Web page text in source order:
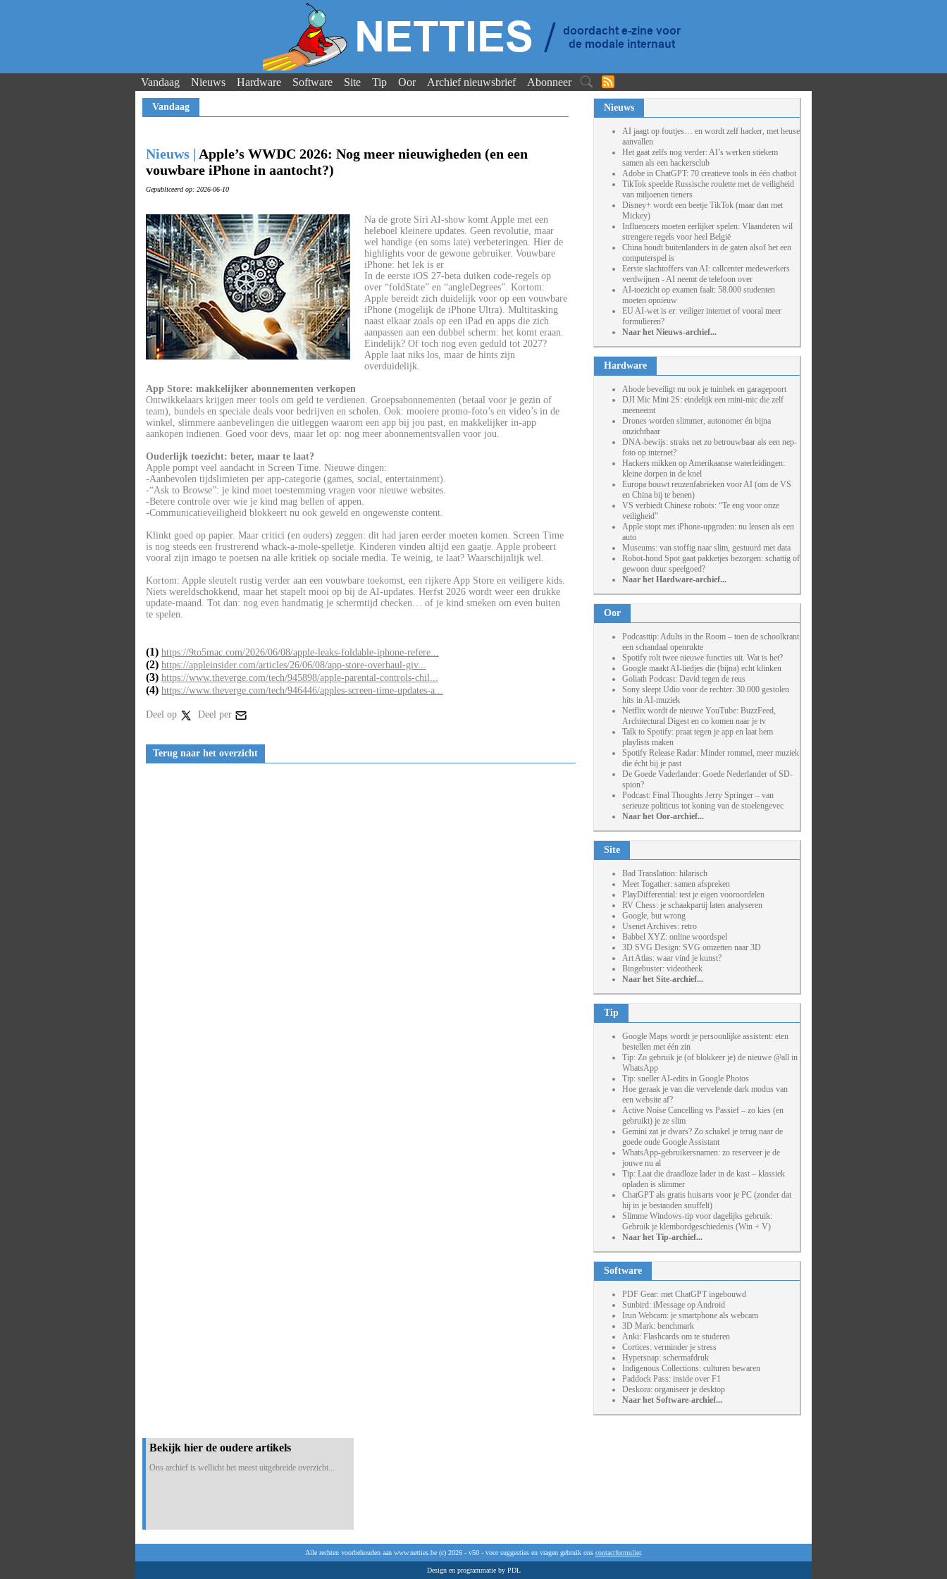
Vandaag Nieuws Hardware Software Site Tip Oor Archief nieuwsbrief Abonneer
Vandaag
Nieuws | Apple’s WWDC 2026: Nog meer nieuwigheden (en een
vouwbare iPhone in aantocht?)
Gepubliceerd op: 2026-06-10
Na de grote Siri AI-show komt Apple met een
heleboel kleinere updates. Geen revolutie, maar
wel handige (en soms late) verbeteringen. Hier de
highlights voor de gewone gebruiker. Vouwbare
iPhone: het lek is er
In de eerste iOS 27-beta duiken code-regels op
over “foldState” en “angleDegrees”. Kortom:
Apple bereidt zich duidelijk voor op een vouwbare
iPhone (mogelijk de iPhone Ultra). Multitasking
naast elkaar zoals op een iPad en apps die zich
aanpassen aan een dubbel scherm: het komt eraan.
Eindelijk? Of toch nog even geduld tot 2027?
Apple laat niks los, maar de hints zijn
overduidelijk.
App Store: makkelijker abonnementen verkopen
Ontwikkelaars krijgen meer tools om geld te verdienen. Groepsabonnementen (betaal voor je gezin of
team), bundels en speciale deals voor bedrijven en scholen. Ook: mooiere promo-foto’s en video’s in de
winkel, slimmere aanbevelingen die uitleggen waarom een app bij jou past, en makkelijker in-app
aankopen indienen. Goed voor devs, maar let op: nog meer abonnementsvallen voor jou.
Ouderlijk toezicht: beter, maar te laat?
Apple pompt veel aandacht in Screen Time. Nieuwe dingen:
-Aanbevolen tijdslimieten per app-categorie (games, social, entertainment).
-“Ask to Browse”: je kind moet toestemming vragen voor nieuwe websites.
-Betere controle over wie je kind mag bellen of appen.
-Communicatieveiligheid blokkeert nu ook geweld en ongewenste content.
Klinkt goed op papier. Maar critici (en ouders) zeggen: dit had jaren eerder moeten komen. Screen Time
is nog steeds een frustrerend whack-a-mole-spelletje. Kinderen vinden altijd een gaatje. Apple probeert
vooral zijn imago te poetsen na alle kritiek op sociale media. Te weinig, te laat? Waarschijnlijk wel.
Kortom: Apple sleutelt rustig verder aan een vouwbare toekomst, een rijkere App Store en veiligere kids.
Niets wereldschokkend, maar het stapelt mooi op bij de AI-updates. Herfst 2026 wordt weer een drukke
update-maand. Tot dan: nog even handmatig je schermtijd checken… of je kind smeken om even buiten
te spelen.
(1) https://9to5mac.com/2026/06/08/apple-leaks-foldable-iphone-refere...
(2) https://appleinsider.com/articles/26/06/08/app-store-overhaul-giv...
(3) https://www.theverge.com/tech/945898/apple-parental-controls-chil...
(4) https://www.theverge.com/tech/946446/apples-screen-time-updates-a...
Deel op Deel per
Terug naar het overzicht
Nieuws
AI jaagt op foutjes… en wordt zelf hacker, met heuse
aanvallen
Het gaat zelfs nog verder: AI’s werken stiekem
samen als een hackersclub
Adobe in ChatGPT: 70 creatieve tools in één chatbot
TikTok speelde Russische roulette met de veiligheid
van miljoenen tieners
Disney+ wordt een beetje TikTok (maar dan met
Mickey)
Influencers moeten eerlijker spelen: Vlaanderen wil
strengere regels voor heel België
China houdt buitenlanders in de gaten alsof het een
computerspel is
Eerste slachtoffers van AI: callcenter medewerkers
verdwijnen - AI neemt de telefoon over
AI-toezicht op examen faalt: 58.000 studenten
moeten opnieuw
EU AI-wet is er: veiliger internet of vooral meer
formulieren?
Naar het Nieuws-archief...
Hardware
Abode beveiligt nu ook je tuinhek en garagepoort
DJI Mic Mini 2S: eindelijk een mini-mic die zelf
meeneemt
Drones worden slimmer, autonomer én bijna
onzichtbaar
DNA-bewijs: straks net zo betrouwbaar als een nep-
foto op internet?
Hackers mikken op Amerikaanse waterleidingen:
kleine dorpen in de knel
Europa bouwt reuzenfabrieken voor AI (om de VS
en China bij te benen)
VS verbiedt Chinese robots: “Te eng voor onze
veiligheid”
Apple stopt met iPhone-upgraden: nu leasen als een
auto
Museums: van stoffig naar slim, gestuurd met data
Robot-hond Spot gaat pakketjes bezorgen: schattig of
gewoon duur speelgoed?
Naar het Hardware-archief...
Oor
Podcasttip: Adults in the Room – toen de schoolkrant
een schandaal openrukte
Spotify rolt twee nieuwe functies uit. Wat is het?
Google maakt AI-liedjes die (bijna) echt klinken
Goliath Podcast: David tegen de reus
Sony sleept Udio voor de rechter: 30.000 gestolen
hits in AI-muziek
Netflix wordt de nieuwe YouTube: BuzzFeed,
Architectural Digest en co komen naar je tv
Talk to Spotify: praat tegen je app en laat hem
playlists maken
Spotify Release Radar: Minder rommel, meer muziek
die écht bij je past
De Goede Vaderlander: Goede Nederlander of SD-
spion?
Podcast: Final Thoughts Jerry Springer – van
serieuze politicus tot koning van de stoelengevec
Naar het Oor-archief...
Site
Bad Translation: hilarisch
Meet Togather: samen afspreken
PlayDifferential: test je eigen vooroordelen
RV Chess: je schaakpartij laten analyseren
Google, but wrong
Usenet Archives: retro
Babbel XYZ: online woordspel
3D SVG Design: SVG omzetten naar 3D
Art Atlas: waar vind je kunst?
Bingebuster: videotheek
Naar het Site-archief...
Tip
Google Maps wordt je persoonlijke assistent: eten
bestellen met één zin
Tip: Zo gebruik je (of blokkeer je) de nieuwe @all in
WhatsApp
Tip: sneller AI-edits in Google Photos
Hoe geraak je van die vervelende dark modus van
een website af?
Active Noise Cancelling vs Passief – zo kies (en
gebruikt) je ze slim
Gemini zat je dwars? Zo schakel je terug naar de
goede oude Google Assistant
WhatsApp-gebruikersnamen: zo reserveer je de
jouwe nu al
Tip: Laat die draadloze lader in de kast – klassiek
opladen is slimmer
ChatGPT als gratis huisarts voor je PC (zonder dat
hij in je bestanden snuffelt)
Slimme Windows-tip voor dagelijks gebruik:
Gebruik je klembordgeschiedenis (Win + V)
Naar het Tip-archief...
Software
PDF Gear: met ChatGPT ingebouwd
Sunbird: iMessage op Android
Irun Webcam: je smartphone als webcam
3D Mark: benchmark
Anki: Flashcards om te studeren
Cortices: verminder je stress
Hypersnap: schermafdruk
Indigenous Collections: culturen bewaren
Paddock Pass: inside over F1
Deskora: organiseer je desktop
Naar het Software-archief...
Bekijk hier de oudere artikels
Ons archief is wellicht het meest uitgebreide overzicht...
Alle rechten voorbehouden aan www.netties.be (c) 2026 - v50 - voor suggesties en vragen gebruik ons contactformulier.
Design en programmatie by PDL